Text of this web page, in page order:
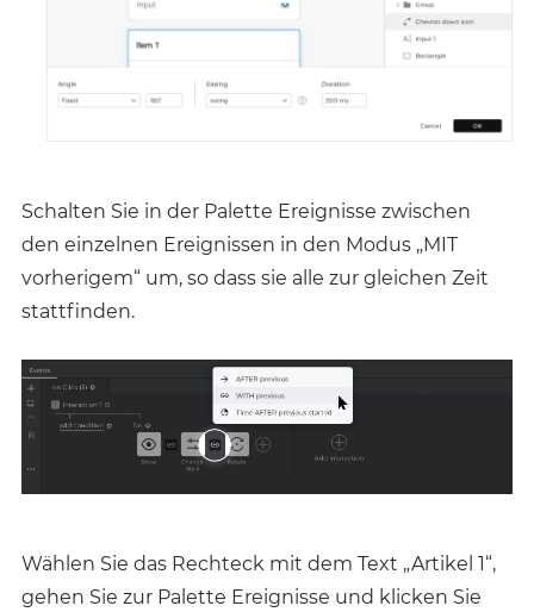
Schalten Sie in der Palette Ereignisse zwischen
den einzelnen Ereignissen in den Modus „MIT
vorherigem“ um, so dass sie alle zur gleichen Zeit
stattfinden.
Wählen Sie das Rechteck mit dem Text „Artikel 1“,
gehen Sie zur Palette Ereignisse und klicken Sie